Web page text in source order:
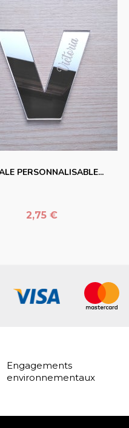
favorite_border
PERSONNALISABLE...
Prix
2,75 €
Engagements
environnementaux